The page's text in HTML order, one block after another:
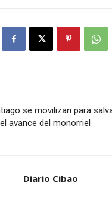
se movilizan para
avance del monorriel
Diario Cibao